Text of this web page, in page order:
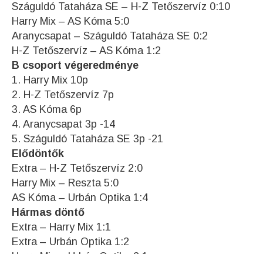
Száguldó Tataháza SE – H-Z Tetőszervíz 0:10
Harry Mix – AS Kóma 5:0
Aranycsapat – Száguldó Tataháza SE 0:2
H-Z Tetőszervíz – AS Kóma 1:2
B csoport végeredménye
1. Harry Mix 10p
2. H-Z Tetőszervíz 7p
3. AS Kóma 6p
4. Aranycsapat 3p -14
5. Száguldó Tataháza SE 3p -21
Elődöntők
Extra – H-Z Tetőszervíz 2:0
Harry Mix – Reszta 5:0
AS Kóma – Urbán Optika 1:4
Hármas döntő
Extra – Harry Mix 1:1
Extra – Urbán Optika 1:2